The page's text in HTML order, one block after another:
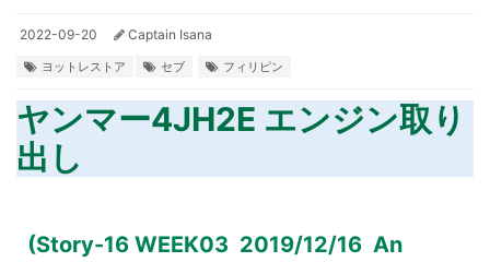
2022-09-20 Captain Isana
ヨットレストア セブ フィリピン
ヤンマー4JH2E エンジン取り
出し
(Story-16 WEEK03 2019/12/16 An